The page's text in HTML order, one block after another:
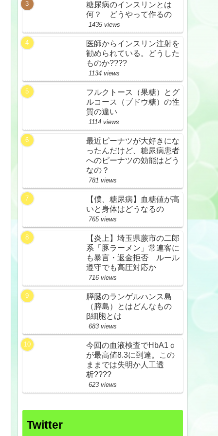
糖尿病のインスリンとは
何？ どうやって作るの
1435 views
医師からインスリン注射を
勧められている。どうした
ものか????
1134 views
フルクトース（果糖）とグ
ルコース（ブドウ糖）の性
質の違い
1114 views
最近ピーナツが大好きにな
ったんだけど、糖尿病患者
へのピーナツの効能はどう
なの？
781 views
【僕、糖尿病】血糖値が高
いと身体はどうなるの
765 views
【炎上】埼玉県蕨市の二郎
系「豚ラーメン」常連客に
も暴言・返金拒否 ルール
遵守でも高圧対応か
716 views
膵臓のランゲルハンス島
（膵島）とはどんなもの
β細胞とは
683 views
今回の血液検査でHbA1ｃ
が最高値8.3に到達。この
ままでは失明か人工透
析????
623 views
Twitter